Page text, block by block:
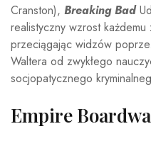
Cranston), Breaking Bad
realistyczny wzrost
przeciągając widzów
Waltera od zwykłego
socjopatycznego
Empire